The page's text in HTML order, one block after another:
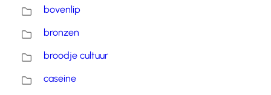
bovenlip
bronzen
broodje cultuur
caseine